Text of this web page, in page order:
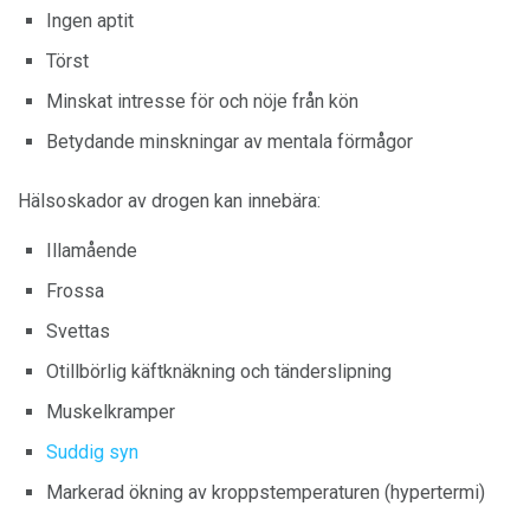
Ingen aptit
Törst
Minskat intresse för och nöje från kön
Betydande minskningar av mentala förmågor
Hälsoskador av drogen kan innebära:
Illamående
Frossa
Svettas
Otillbörlig käftknäkning och tänderslipning
Muskelkramper
Suddig syn
Markerad ökning av kroppstemperaturen (hypertermi)